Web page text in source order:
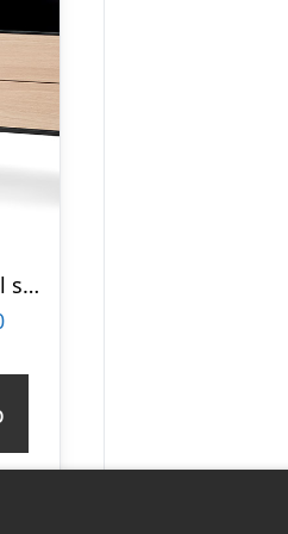
Edge by Hammel skænk 20